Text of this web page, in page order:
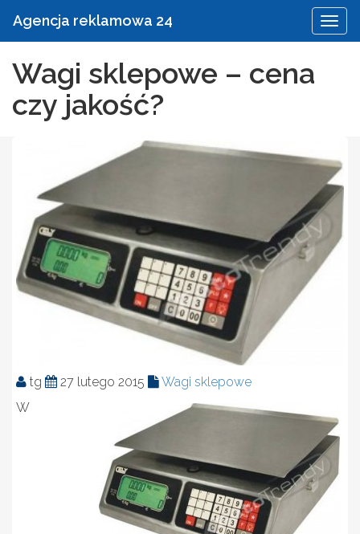
Agencja reklamowa 24
Wagi sklepowe – cena
czy jakość?
tg 27 lutego 2015 Wagi sklepowe
W